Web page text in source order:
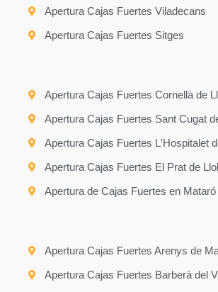
Apertura Cajas Fuertes Viladecans
Apertura Cajas Fuertes Sitges
Apertura Cajas Fuertes Cornellà de
Apertura Cajas Fuertes Sant Cugat
Apertura Cajas Fuertes L'Hospitalet
Apertura Cajas Fuertes El Prat de
Apertura de Cajas Fuertes en Mataró
Apertura Cajas Fuertes Arenys de
Apertura Cajas Fuertes Barberà del